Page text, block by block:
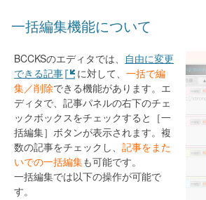
一括編集機能について
BCCKSのエディタでは、 自由に変更
できる記事
に対して、一括で編
集／削除できる機能があります。エ
ディタで、記事パネルの右下のチェ
ックボックスをチェックすると［一
括編集］ボタンが表示されます。複
数の記事をチェックし、記事をまた
いでの一括編集も可能です。
一括編集では以下の操作が可能で
す。